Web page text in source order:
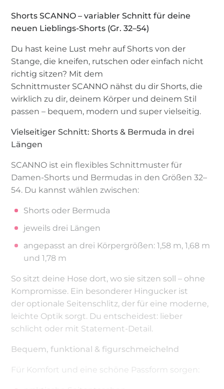
Shorts SCANNO – variabler Schnitt für deine
neuen Lieblings-Shorts (Gr. 32–54)
Du hast keine Lust mehr auf Shorts von der
Stange, die kneifen, rutschen oder einfach nicht
richtig sitzen? Mit dem
Schnittmuster SCANNO nähst du dir Shorts, die
wirklich zu dir, deinem Körper und deinem Stil
passen – bequem, modern und super vielseitig.
Vielseitiger Schnitt: Shorts & Bermuda in drei
Längen
SCANNO ist ein flexibles Schnittmuster für
Damen-Shorts und Bermudas in den Größen 32–
54. Du kannst wählen zwischen:
Shorts oder Bermuda
jeweils drei Längen
angepasst an drei Körpergrößen: 1,58 m, 1,68 m
und 1,78 m
So sitzt deine Hose dort, wo sie sitzen soll – ohne
Kompromisse. Ein besonderer Hingucker ist
der optionale Seitenschlitz, der für eine moderne,
leichte Optik sorgt. Du entscheidest: lieber
schlicht oder mit Statement-Detail.
Bequem, funktional & figurschmeichelnd
Für Komfort und eine schöne Passform sorgen: